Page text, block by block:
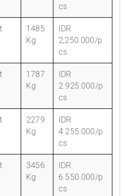
cs
1485
Kg
IDR
2,250.000/p
cs
1787
Kg
IDR
2.925.000/p
cs
2279
Kg
IDR
4.255.000/p
cs
3456
Kg
IDR
6.550.000/p
cs